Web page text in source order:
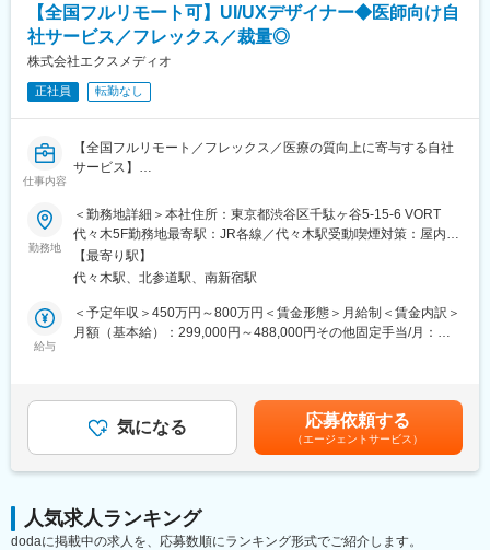
【取り扱い製品例】
■医療用医薬品の製品情報概要
■効果効能や臨床試験等のパンフレット
■座談会等の記録集
■MRの研修テキスト
■患者向け説明冊子
■Webサイトをはじめとする各種デジタル資材等
企画制作部は20名程度の部署になります。チーム体制で業務を行
っており、1チームにつき5～7名で構成さています。製薬企業か
ら転職してきた方が多くいらっしゃり、経験・知識豊富なスタッ
フが揃っています。
【キャリアパス】
ゆくゆくは販促資材の企画立案もお任せしたいと考えています。
【弊社の特徴】
■ライター所属数は業界1位：
制作物・クオリティには定評があります。未経験から育て上げる
文化もある一方で、プロ集団として日々サービスクオリティの向
【全国フルリモート可】UI/UXデザイナー◆医師向け自
社サービス／フレックス／裁量◎
株式会社エクスメディオ
正社員 転勤なし
仕事内容
【全国フルリモート／フレックス／医療の質向上に寄与する自社
サービス】
医師専用Webサービス・アプリを運営する当社にて、「ヒポク
ラ」のUI/UXデザイナーをお任せします。
■業務内容：
医師という専門性の高いユーザーに向き合い、プロダクト・マー
ケティング・ブランディングまで横断的に関わることができま
す。PM・開発ディレクター・エンジニアと連携しながら、UI/UX
っていただきたいと考えています。
・HTMLメールや広告バナー・SNS画像などWEBマーケティング
に必要なデザイン
勤務地
＜勤務地詳細＞本社住所：東京都渋谷区千駄ヶ谷5-15-6 VORT
代々木5F勤務地最寄駅：JR各線／代々木駅受動喫煙対策：屋内全
面禁煙変更の範囲：会社の定める事業所（リモートワーク含む）
【最寄り駅】
代々木駅、北参道駅、南新宿駅
給与
＜予定年収＞450万円～800万円＜賃金形態＞月給制＜賃金内訳＞
月額（基本給）：299,000円～488,000円その他固定手当/月：
残業手当＞有＜給与補足＞■上記「その他固定手当」：在宅勤務手
当賃金はあくまでも目安の金額であり、選考を通じて上下する可
能性があります。月給(月額)は固定手当を含めた表記です。
気になる 応募依頼する
（エージェントサービス）
人気求人ランキング
dodaに掲載中の求人を、応募数順にランキング形式でご紹介します。